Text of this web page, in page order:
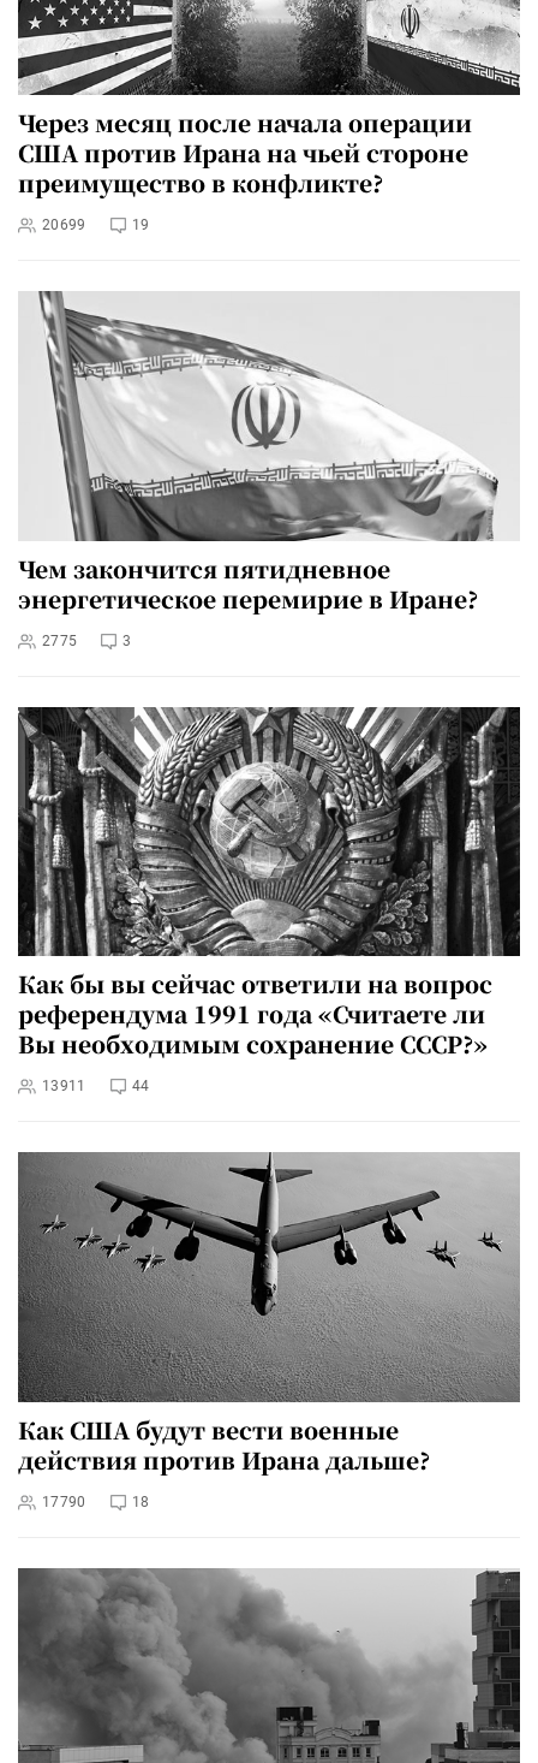
Через месяц после начала операции
США против Ирана на чьей стороне
преимущество в конфликте?
20699 19
Чем закончится пятидневное
энергетическое перемирие в Иране?
2775 3
Как бы вы сейчас ответили на вопрос
референдума 1991 года «Считаете ли
Вы необходимым сохранение СССР?»
13911 44
Как США будут вести военные
действия против Ирана дальше?
17790 18